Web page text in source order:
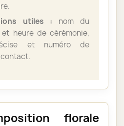
utiles : nom du
heure de cérémonie,
et numéro de
florale